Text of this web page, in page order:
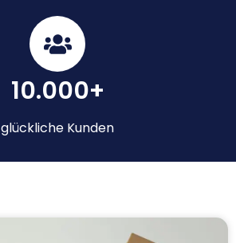
10.000+
glückliche Kunden